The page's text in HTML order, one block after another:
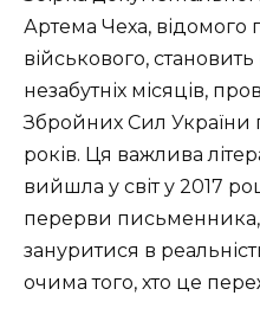
Артема Чеха, відомого
військового,
незабутніх місяців,
Збройних Сил України
років. Ця важлива
вийшла у світ у 2017
перерви
зануритися в
очима того, хто це